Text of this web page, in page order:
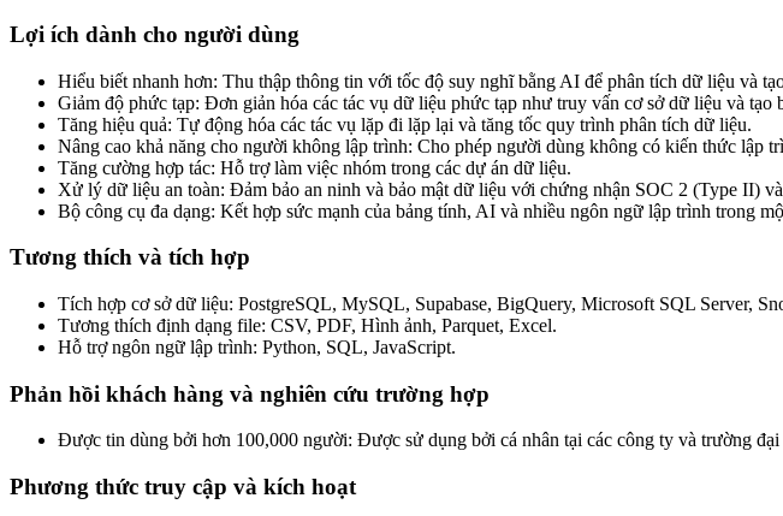
Lợi ích dành cho người dùng
Hiểu biết nhanh hơn: Thu thập thông tin với tốc độ suy nghĩ bằng AI để phân tích dữ liệu và
Giảm độ phức tạp: Đơn giản hóa các tác vụ dữ liệu phức tạp như truy vấn cơ sở dữ liệu và tạo
Tăng hiệu quả: Tự động hóa các tác vụ lặp đi lặp lại và tăng tốc quy trình phân tích dữ liệu.
Nâng cao khả năng cho người không lập trình: Cho phép người dùng không có kiến thức lập
Tăng cường hợp tác: Hỗ trợ làm việc nhóm trong các dự án dữ liệu.
Xử lý dữ liệu an toàn: Đảm bảo an ninh và bảo mật dữ liệu với chứng nhận SOC 2 (Type II)
Bộ công cụ đa dạng: Kết hợp sức mạnh của bảng tính, AI và nhiều ngôn ngữ lập trình trong
Tương thích và tích hợp
Tích hợp cơ sở dữ liệu: PostgreSQL, MySQL, Supabase, BigQuery, Microsoft SQL Server,
Tương thích định dạng file: CSV, PDF, Hình ảnh, Parquet, Excel.
Hỗ trợ ngôn ngữ lập trình: Python, SQL, JavaScript.
Phản hồi khách hàng và nghiên cứu trường hợp
Được tin dùng bởi hơn 100,000 người: Được sử dụng bởi cá nhân tại các công ty và trường đại
Phương thức truy cập và kích hoạt